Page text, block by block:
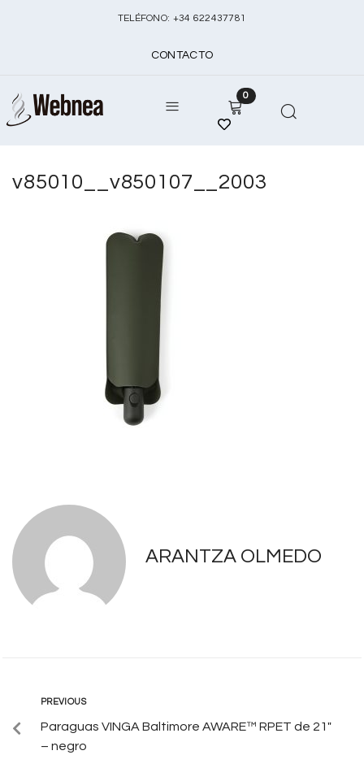
TELÉFONO: +34 622437781
CONTACTO
0
v85010__v850107__2003
ARANTZA OLMEDO
PREVIOUS
Paraguas VINGA Baltimore AWARE™ RPET de 21″
– negro